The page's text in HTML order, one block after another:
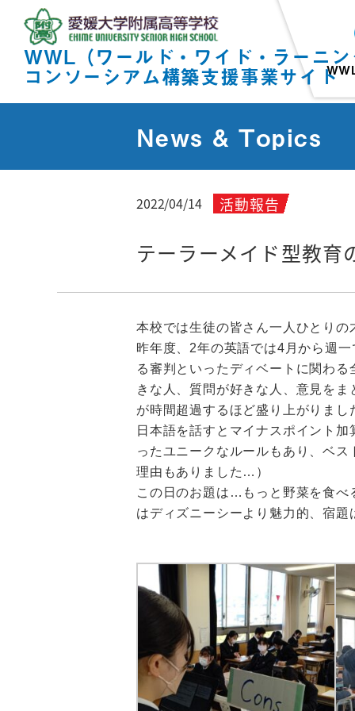
WWL（ワールド・ワイド・ラーニ
コンソーシアム構築支援事業サイト
News & Topics
2022/04/14 活動報告
テーラーメイド型教育
本校では生徒の皆さん一人ひとり
昨年度、2年の英語では4月から週
る審判といったディベートに関わ
きな人、質問が好きな人、意見を
が時間超過するほど盛り上がりまし
日本語を話すとマイナスポイント
ったユニークなルールもあり、ベ
理由もありました…）
この日のお題は… もっと野菜を食べ
はディズニーシーより魅力的、宿題